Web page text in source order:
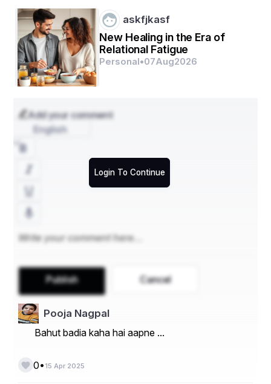
askfjkasf
New Healing in the Era of
Relational Fatigue
Personal•07Aug2026
Add your comment
Login To Continue
English
Publish Cancel
Pooja Nagpal
Bahut badia kaha hai aapne ...
0• 15 Apr 2025